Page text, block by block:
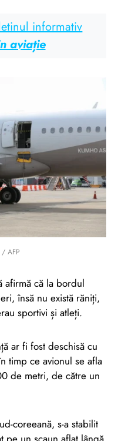
informativ
aviație
/ AFP
afirmă că la bordul
însă nu există răniți,
sportivi și atleți.
ar fi fost deschisă cu
timp ce avionul se afla
de metri, de către un
coreeană, s-a stabilit